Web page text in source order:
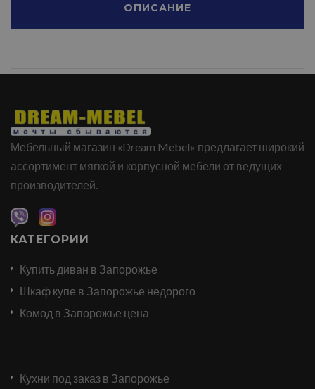
ОПИСАНИЕ
Мебельный магазин «Dream Mebel» предлагает широкий
ассортимент мягкой и корпусной мебели от ведущих
производителей.
КАТЕГОРИИ
Купить диван в Запорожье
Шкаф купе в Запорожье недорого
Комод в Запорожье цена
Кухни под заказ в Запорожье